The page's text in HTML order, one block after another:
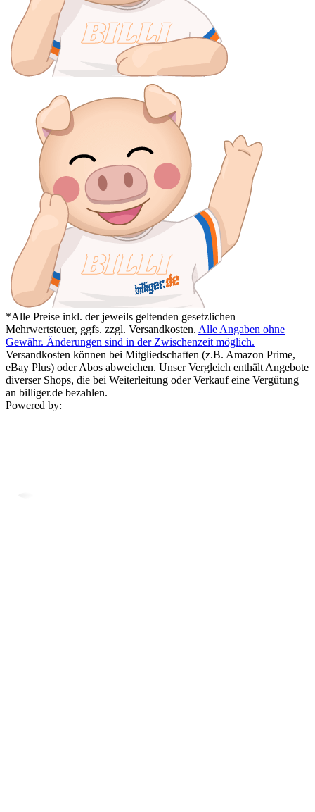
*Alle Preise inkl. der jeweils geltenden gesetzlichen
Mehrwertsteuer, ggfs. zzgl. Versandkosten. Alle Angaben ohne
Gewähr. Änderungen sind in der Zwischenzeit möglich.
Versandkosten können bei Mitgliedschaften (z.B. Amazon Prime,
eBay Plus) oder Abos abweichen. Unser Vergleich enthält Angebote
diverser Shops, die bei Weiterleitung oder Verkauf eine Vergütung
an billiger.de bezahlen.
Powered by: